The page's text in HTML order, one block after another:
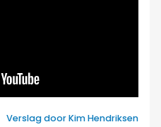
Verslag door Kim Hendriksen